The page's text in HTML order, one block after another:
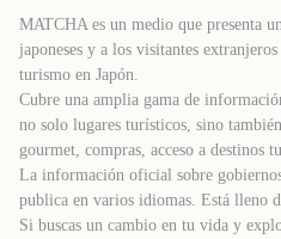
MATCHA es un medio que presenta
japoneses y a los visitantes
turismo en Japón.
Cubre una amplia gama de
no solo lugares turísticos, sino
gourmet, compras, acceso a destinos
La información oficial sobre
publica en varios idiomas. Está lleno
Si buscas un cambio en tu vida y